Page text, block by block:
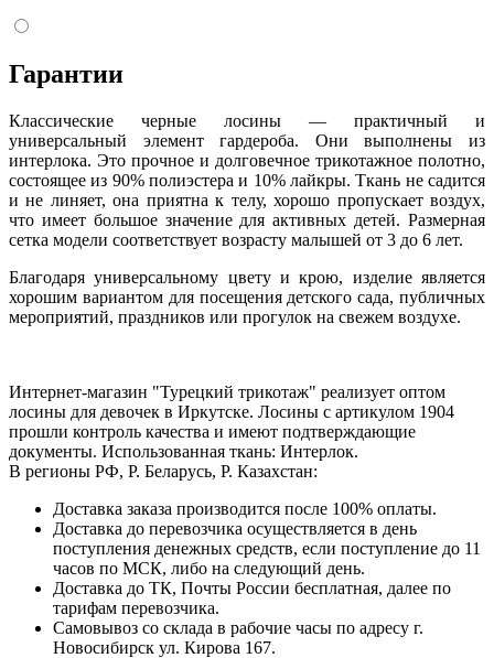
Гарантии
Классические черные лосины — практичный и
универсальный элемент гардероба. Они выполнены из
интерлока. Это прочное и долговечное трикотажное полотно,
состоящее из 90% полиэстера и 10% лайкры. Ткань не садится
и не линяет, она приятна к телу, хорошо пропускает воздух,
что имеет большое значение для активных детей. Размерная
сетка модели соответствует возрасту малышей от 3 до 6 лет.
Благодаря универсальному цвету и крою, изделие является
хорошим вариантом для посещения детского сада, публичных
мероприятий, праздников или прогулок на свежем воздухе.
Интернет-магазин "Турецкий трикотаж" реализует оптом
лосины для девочек в Иркутске. Лосины с артикулом 1904
прошли контроль качества и имеют подтверждающие
документы. Использованная ткань: Интерлок.
В регионы РФ, Р. Беларусь, Р. Казахстан:
Доставка заказа производится после 100% оплаты.
Доставка до перевозчика осуществляется в день
поступления денежных средств, если поступление до 11
часов по МСК, либо на следующий день.
Доставка до ТК, Почты России бесплатная, далее по
тарифам перевозчика.
Самовывоз со склада в рабочие часы по адресу г.
Новосибирск ул. Кирова 167.